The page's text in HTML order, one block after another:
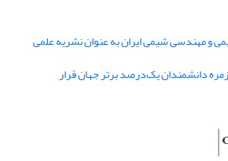
و مهندسی شیمی ایران به عنوان نشریه علمی
زمره دانشمندان یک‌درصد برتر جهان قرار